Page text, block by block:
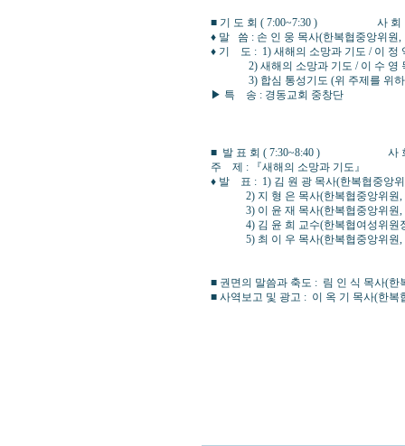
■ 기 도 회 ( 7:00~7:30 ) 사 회 : 박
♦ 말 씀 : 손 인 웅 목사(한복협중앙위원,
♦ 기 도 : 1) 새해의 소망과 기도 / 이 정
2) 새해의 소망과 기도 / 이 수 영 목
3) 합심 통성기도 (위 주제를 위하
▶ 특 송 : 경동교회 중창단
■ 발 표 회 ( 7:30~8:40 ) 사 회 : 김
주 제 : 『새해의 소망과 기도』
♦ 발 표 : 1) 김 원 광 목사(한복협중앙
2) 지 형 은 목사(한복협중앙위원,
3) 이 윤 재 목사(한복협중앙위원,
4) 김 윤 희 교수(한복협여성위원장
5) 최 이 우 목사(한복협중앙위원,
■ 권면의 말씀과 축도 : 림 인 식 목사(한
■ 사역보고 및 광고 : 이 옥 기 목사(한복